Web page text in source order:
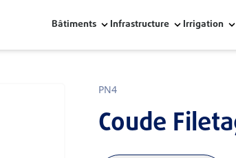
Bâtiments Infrastructure Irrigation
PN4
Coude